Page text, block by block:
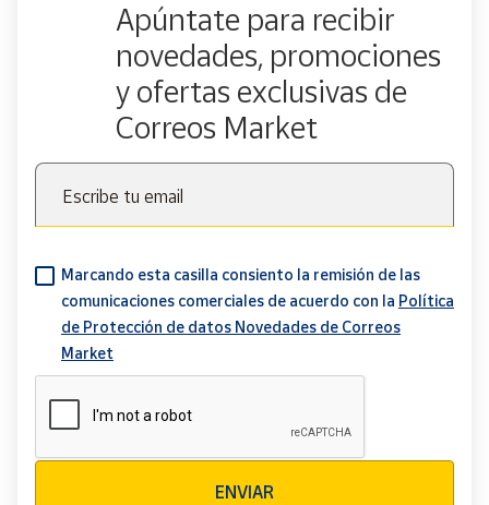
Apúntate para recibir
novedades, promociones
y ofertas exclusivas de
Correos Market
Escribe tu email
Marcando esta casilla consiento la remisión de las
comunicaciones comerciales de acuerdo con la Política
de Protección de datos Novedades de Correos
Market
ENVIAR